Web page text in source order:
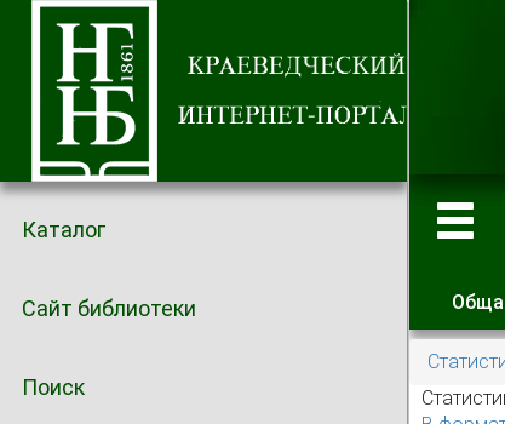
Каталог
Сайт библиотеки
Поиск